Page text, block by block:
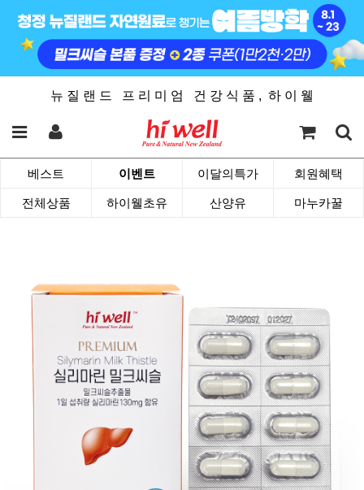
뉴 질 랜 드 프 리 미 엄 건 강 식 품 , 하 이 웰
베스트 이벤트 이달의특가 회원혜택
전체상품 하이웰초유 산양유 마누카꿀